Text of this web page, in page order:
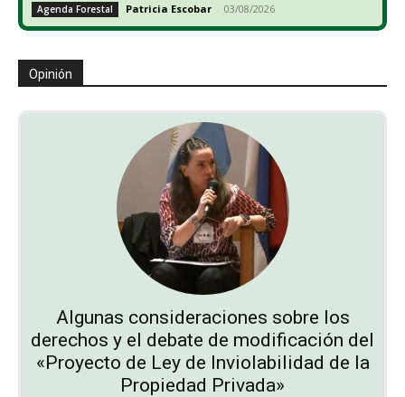
Agenda Forestal Patricia Escobar - 03/08/2026
Opinión
Algunas consideraciones sobre los
derechos y el debate de modificación del
«Proyecto de Ley de Inviolabilidad de la
Propiedad Privada»